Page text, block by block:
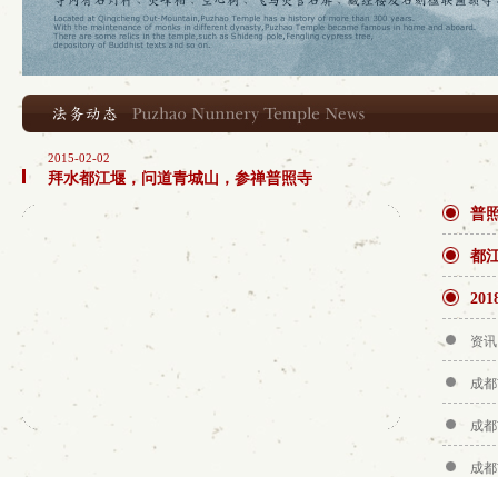
2015-02-02
拜水都江堰，问道青城山，参禅普照寺
普
都
资
成
成
成